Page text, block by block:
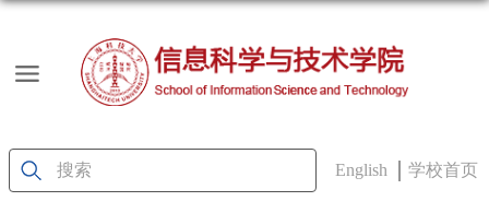
English 学校首页